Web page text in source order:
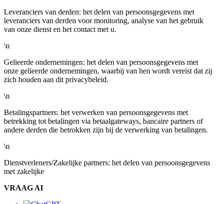
Leveranciers van derden: het delen van persoonsgegevens met
leveranciers van derden voor monitoring, analyse van het gebruik
van onze dienst en het contact met u.
\n
Gelieerde ondernemingen: het delen van persoonsgegevens met
onze gelieerde ondernemingen, waarbij van hen wordt vereist dat zij
zich houden aan dit privacybeleid.
\n
Betalingspartners: het verwerken van persoonsgegevens met
betrekking tot betalingen via betaalgateways, bancaire partners of
andere derden die betrokken zijn bij de verwerking van betalingen.
\n
Dienstverleners/Zakelijke partners: het delen van persoonsgegevens
met zakelijke
VRAAG AI